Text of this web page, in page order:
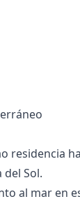
‌del ‌Sol.
al mar en